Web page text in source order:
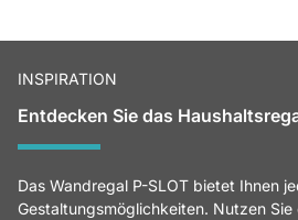
INSPIRATION
Entdecken Sie das
Das Wandregal P-SLOT bietet Ihnen
Gestaltungsmöglichkeiten. Nutzen